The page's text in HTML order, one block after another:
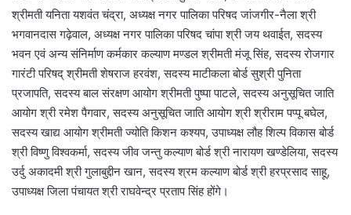
श्रीमती यनिता यशवंत चंद्रा, अध्यक्ष नगर पालिका परिषद जांजगीर-नैला श्री
भगवानदास गढ़ेवाल, अध्यक्ष नगर पालिका परिषद चांपा श्री जय थवाईत, सदस्य
भवन एवं अन्य संनिर्माण कर्मकार कल्याण मण्डल श्रीमती मंजू सिंह, सदस्य रोजगार
गारंटी परिषद् श्रीमती शेषराज हरवंश, सदस्य माटीकला बोर्ड सुश्री पुनिता
प्रजापति, सदस्य बाल संरक्षण आयोग श्रीमती पुष्पा पाटले, सदस्य अनुसूचित जाति
आयोग श्री रमेश पैगवार, सदस्य अनुसूचित जाति आयोग श्री श्रीराम पप्पू बघेल,
सदस्य खाद्य आयोग श्रीमती ज्योति किशन कश्यप, उपाध्यक्ष लौह शिल्प विकास बोर्ड
श्री विष्णु विश्वकर्मा, सदस्य जीव जन्तु कल्याण बोर्ड श्री नारायण खण्डेलिया, सदस्य
उर्दु अकादमी श्री गुलाबुद्दीन खान, सदस्य श्रम कल्याण बोर्ड श्री हरप्रसाद साहू,
उपाध्यक्ष जिला पंचायत श्री राघवेन्द्र प्रताप सिंह होंगे।